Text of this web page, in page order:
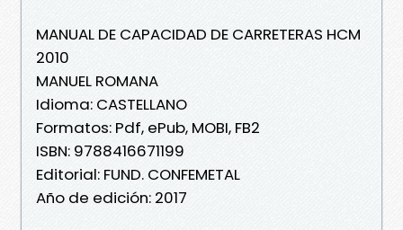
MANUAL DE CAPACIDAD DE CARRETERAS HCM
2010
MANUEL ROMANA
Idioma: CASTELLANO
Formatos: Pdf, ePub, MOBI, FB2
ISBN: 9788416671199
Editorial: FUND. CONFEMETAL
Año de edición: 2017